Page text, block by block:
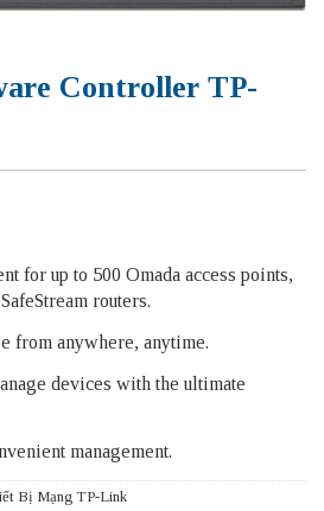
Controller TP-
for up to 500 Omada access points,
routers.
from anywhere, anytime.
devices with the ultimate
management.
Bị Mạng TP-Link